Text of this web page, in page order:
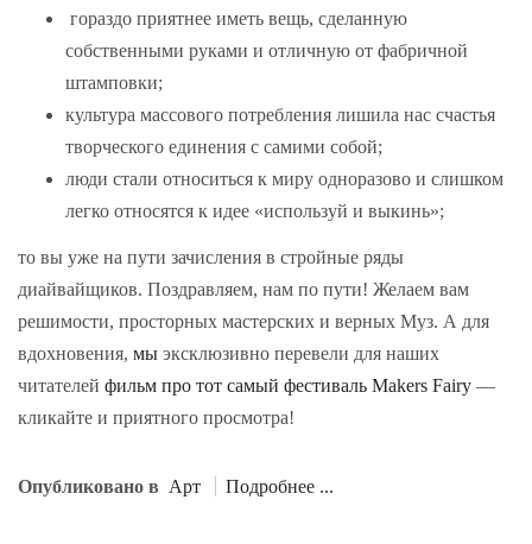
гораздо приятнее иметь вещь, сделанную
собственными руками и отличную от фабричной
штамповки;
культура массового потребления лишила нас счастья
творческого единения с самими собой;
люди стали относиться к миру одноразово и слишком
легко относятся к идее «используй и выкинь»;
то вы уже на пути зачисления в стройные ряды
диайвайщиков. Поздравляем, нам по пути! Желаем вам
решимости, просторных мастерских и верных Муз. А для
вдохновения, мы эксклюзивно перевели для наших
читателей фильм про тот самый фестиваль Makers Fairy —
кликайте и приятного просмотра!
Опубликовано в Арт Подробнее ...